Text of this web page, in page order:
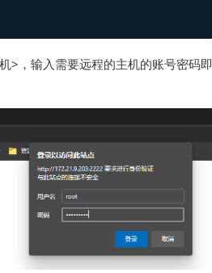
，输入需要远程的主机的账号密码即